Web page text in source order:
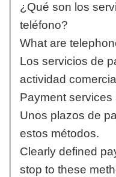
¿Qué son los
teléfono?
What are
Los servicios de
actividad
Payment services
Unos plazos de
estos métodos.
Clearly defined
stop to these